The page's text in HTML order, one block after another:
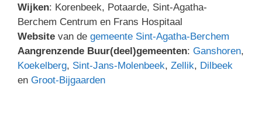
Wijken: Korenbeek, Potaarde, Sint-Agatha-
Berchem Centrum en Frans Hospitaal
Website van de gemeente Sint-Agatha-Berchem
Aangrenzende Buur(deel)gemeenten: Ganshoren,
Koekelberg, Sint-Jans-Molenbeek, Zellik, Dilbeek
en Groot-Bijgaarden